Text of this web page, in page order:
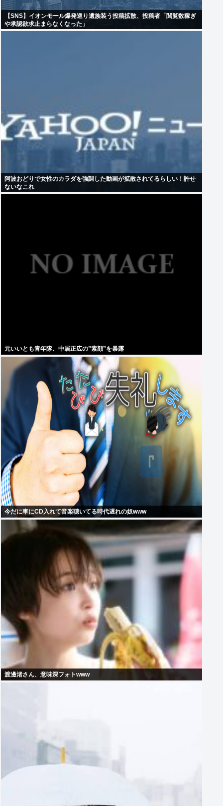
【SNS】イオンモール爆発巡り遺族装う投稿拡散、投稿者「閲覧数稼ぎ
や承認欲求止まらなくなった」
阿波おどりで女性のカラダを強調した動画が拡散されてるらしい！許せ
ないなこれ
元いいとも青年隊、中居正広の”素顔”を暴露
今だに車にCD入れて音楽聴いてる時代遅れの奴www
渡邊渚さん、意味深フォトwww